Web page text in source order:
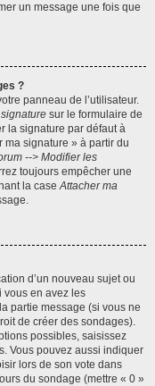
un message une fois que
?
panneau de l’utilisateur.
sur le formulaire de
la signature par défaut à
ma signature » à partir du
--> Modifier les
toujours empêcher une
la caseAttacher ma
d’un nouveau sujet ou
vous en avez les
partie message (si vous ne
de créer des sondages).
possibles, saisissez
Vous pouvez aussi indiquer
lors de son vote dans
du sondage (mettre « 0 »